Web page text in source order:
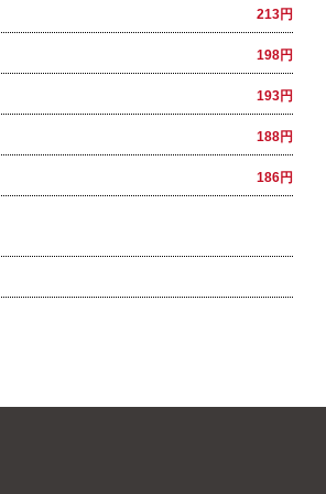
213円
198円
193円
188円
186円